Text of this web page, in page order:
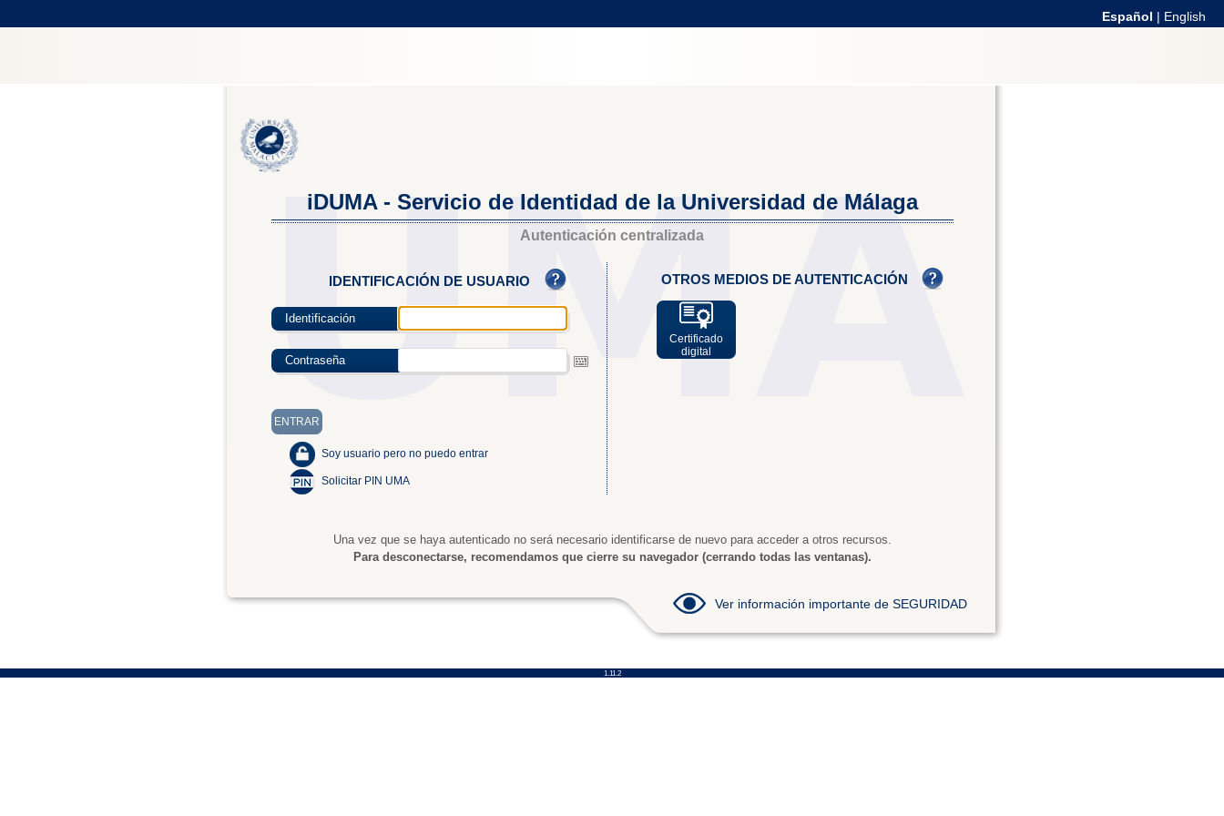
Español | English
iDUMA - Servicio de Identidad de la Universidad de Málaga
Autenticación centralizada
IDENTIFICACIÓN DE USUARIO
Identificación
Contraseña
Soy usuario pero no puedo entrar
Solicitar PIN UMA
OTROS MEDIOS DE AUTENTICACIÓN
Certificado
digital
Una vez que se haya autenticado no será necesario identificarse de nuevo para acceder a otros recursos.
Para desconectarse, recomendamos que cierre su navegador (cerrando todas las ventanas).
Ver información importante de SEGURIDAD
1.11.2